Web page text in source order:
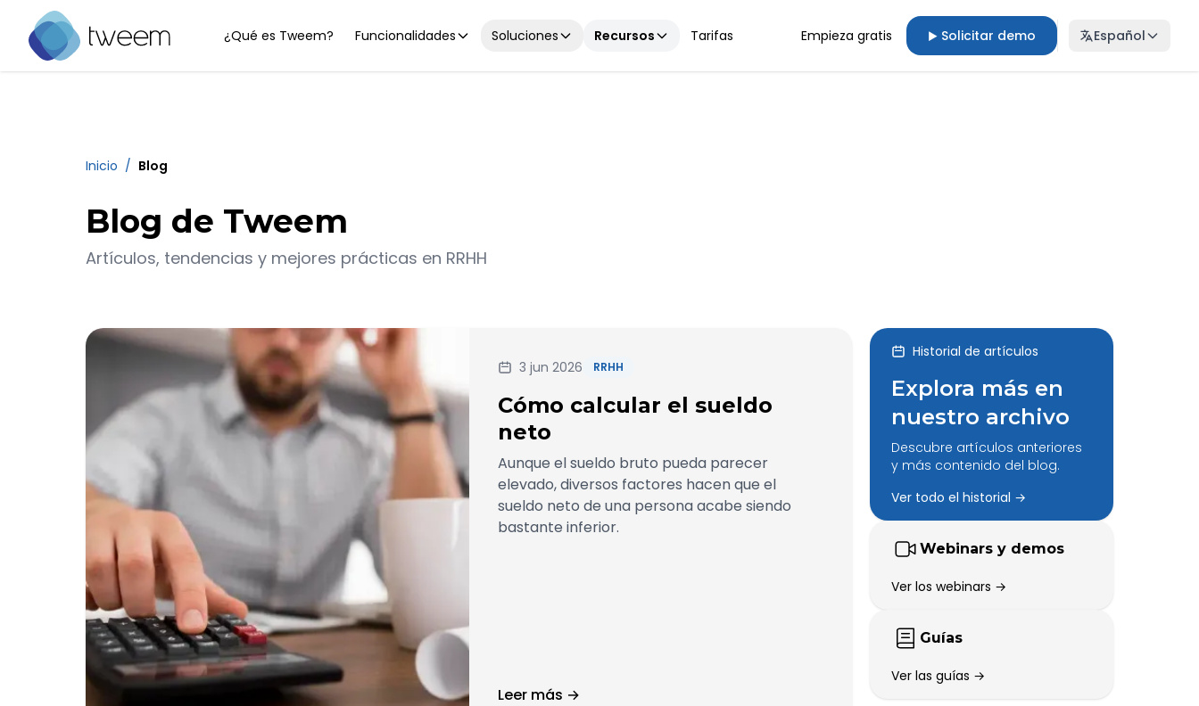
Ir a la página de inicio de Tweem¿Qué es Tweem? Funcionalidades Soluciones Recursos Tarifas Empieza gratis ▶ Solicitar demo Español
Inicio / Blog
Blog de Tweem
Artículos, tendencias y mejores prácticas en RRHH
3 jun 2026 RRHH
Cómo calcular el sueldo
neto
Aunque el sueldo bruto pueda parecer
elevado, diversos factores hacen que el
sueldo neto de una persona acabe siendo
bastante inferior.
Leer más →
Historial de artículos
Explora más en
nuestro archivo
Descubre artículos anteriores
y más contenido del blog.
Ver todo el historial →
Webinars y demos
Ver los webinars →
Guías
Ver las guías →